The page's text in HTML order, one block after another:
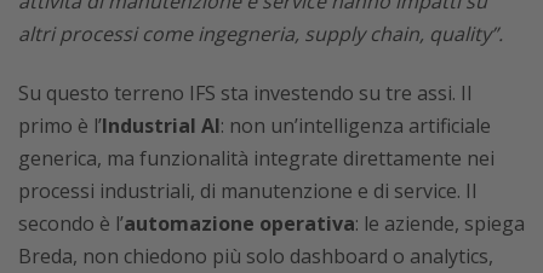
altri processi come ingegneria, supply chain, quality”.
Su questo terreno IFS sta investendo su tre assi. Il
primo è l’Industrial AI: non un’intelligenza artificiale
generica, ma funzionalità integrate direttamente nei
processi industriali, di manutenzione e di service. Il
secondo è l’automazione operativa: le aziende, spiega
Breda, non chiedono più solo dashboard o analytics,